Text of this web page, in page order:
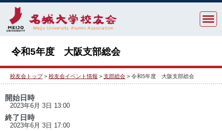
令和5年度 大阪支部総会
校友会トップ > 校友会イベント情報 > 支部総会 > 令和5年度 大阪支部総会
開始日時
2023年6月 3日 13:00
終了日時
2023年6月 3日 17:00